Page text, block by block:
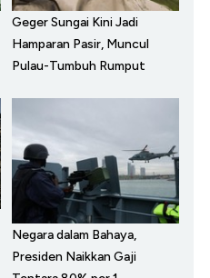
Geger Sungai Kini Jadi
Hamparan Pasir, Muncul
Pulau-Tumbuh Rumput
Negara dalam Bahaya,
Presiden Naikkan Gaji